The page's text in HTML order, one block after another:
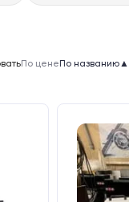
По ценеПо названию▲